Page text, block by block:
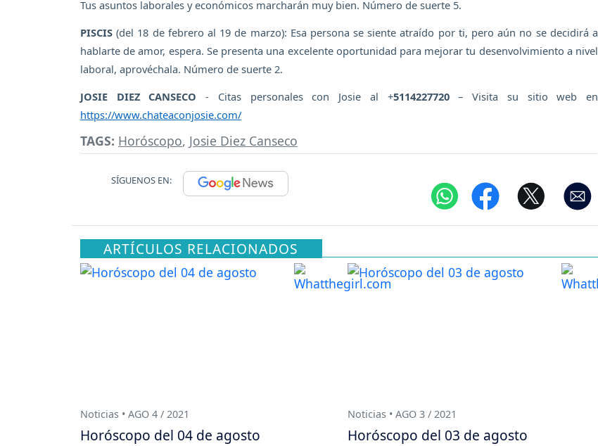
Tus asuntos laborales y económicos marcharán muy bien. Número de suerte 5.
PISCIS (del 18 de febrero al 19 de marzo): Esa persona se siente atraído por ti, pero aún no se decidirá a
hablarte de amor, espera. Se presenta una excelente oportunidad para mejorar tu desenvolvimiento a nivel
laboral, aprovéchala. Número de suerte 2.
JOSIE DIEZ CANSECO - Citas personales con Josie al +5114227720– Visita su sitio web en
https://www.chateaconjosie.com/
TAGS: Horóscopo, Josie Diez Canseco
SÍGUENOS EN:
ARTÍCULOS RELACIONADOS
Noticias • AGO 4 / 2021
Horóscopo del 04 de agosto
Noticias • AGO 3 / 2021
Horóscopo del 03 de agosto